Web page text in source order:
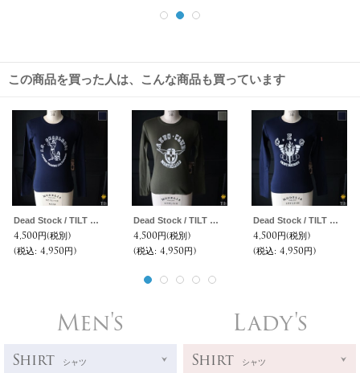
この商品を買った人は、こんな商品も買っています
Dead Stock / TILT トレーニング プリント ロングスリーブ TEE
4,500円(税別)
(税込: 4,950円)
Dead Stock / TILT モンベリアール プリント ロングスリーブ TEE
4,500円(税別)
(税込: 4,950円)
Dead Stock / TILT サンマチュー プリント ロングスリーブ TEE
4,500円(税別)
(税込: 4,950円)
Men's
Shirt シャツ
Lady's
Shirt シャツ